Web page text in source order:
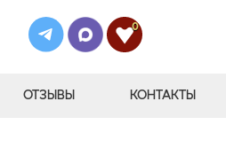
0
ОТЗЫВЫ КОНТАКТЫ